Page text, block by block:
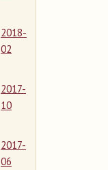
2018-
02
2017-
10
2017-
06